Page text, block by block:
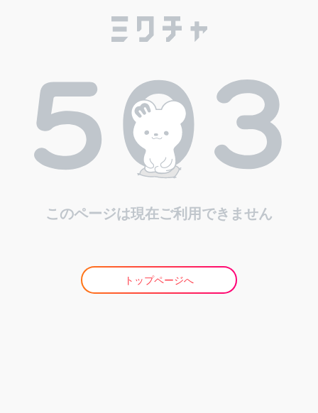
このページは現在ご利用できません